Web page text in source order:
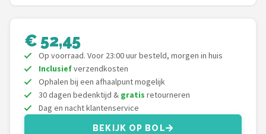
BBB Cycling
Schwalbe
Voltano
€ 52,45
Op voorraad. Voor 23:00 uur besteld, morgen in huis
Inclusiefverzendkosten
Ophalen bij een afhaalpunt mogelijk
30 dagen bedenktijd & gratis retourneren
Dag en nacht klantenservice
BEKIJK OP BOL